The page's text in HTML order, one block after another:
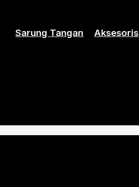
Sarung Tangan Aksesoris